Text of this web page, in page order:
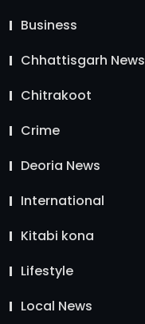
Business
Chhattisgarh News
Chitrakoot
Crime
Deoria News
International
Kitabi kona
Lifestyle
Local News